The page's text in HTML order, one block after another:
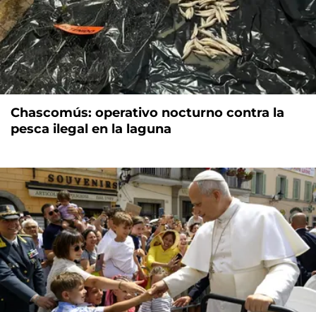
Chascomús: operativo nocturno contra la
pesca ilegal en la laguna